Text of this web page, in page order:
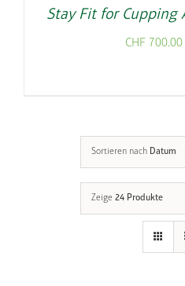
Stay Fit for Cupping
CHF 700.00
Sortieren nach Datum
Zeige 24 Produkte